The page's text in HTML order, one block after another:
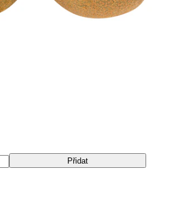
Přidat